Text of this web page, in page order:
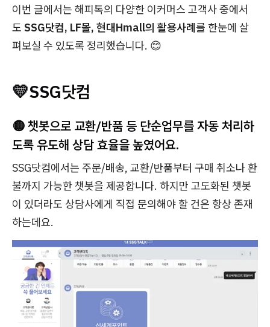
이번 글에서는 해피톡의 다양한 이커머스 고객사 중에서
도 SSG닷컴, LF몰, 현대Hmall의 활용사례를 한눈에 살
펴보실 수 있도록 정리했습니다. 😊
💛SSG닷컴
🟡 챗봇으로 교환/반품 등 단순업무를 자동 처리하
도록 유도해 상담 효율을 높였어요.
SSG닷컴에서는 주문/배송, 교환/반품부터 구매 취소나 환
불까지 가능한 챗봇을 제공합니다. 하지만 고도화된 챗봇
이 있더라도 상담사에게 직접 문의해야 할 건은 항상 존재
하는데요.